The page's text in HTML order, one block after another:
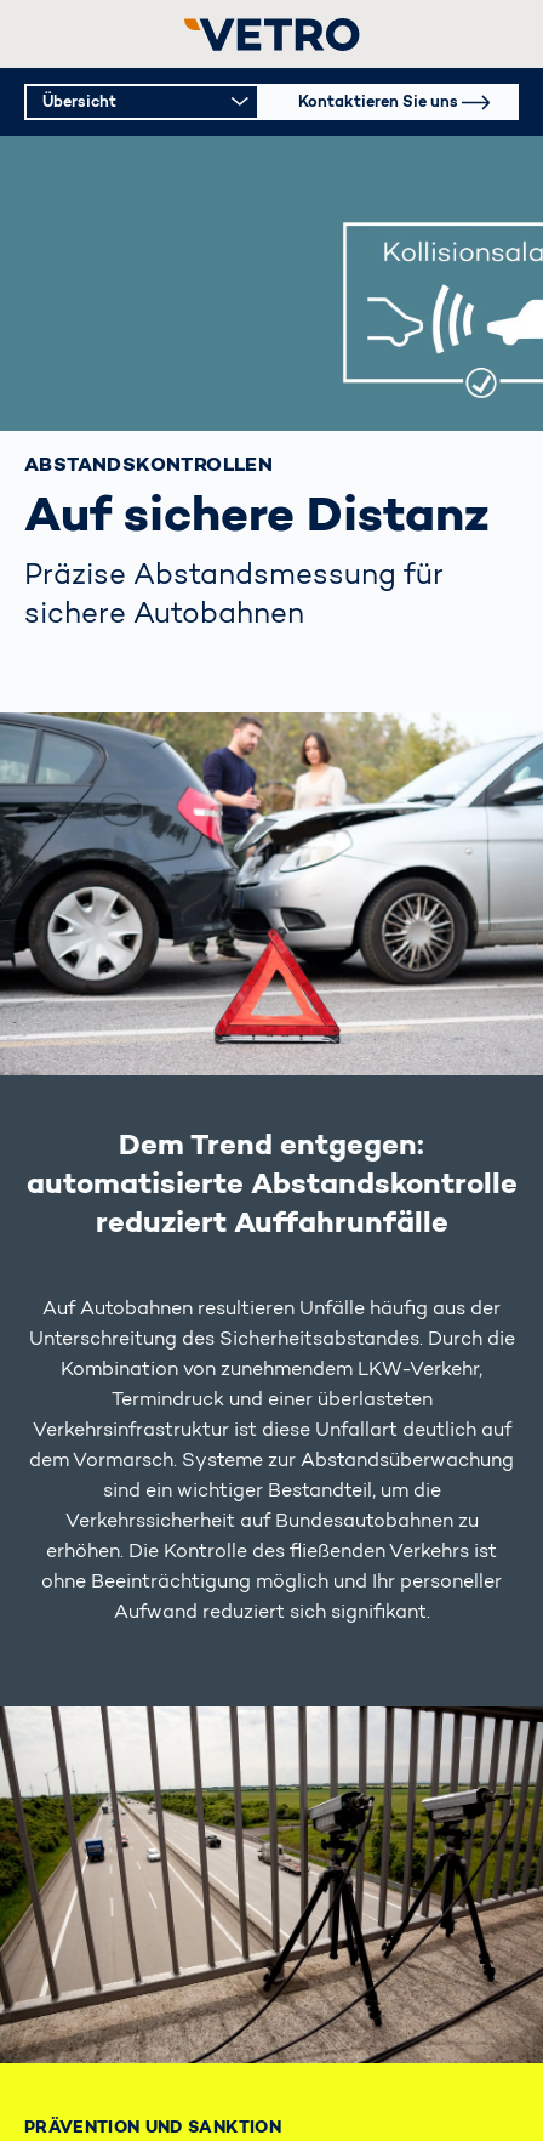
ABSTANDS­KONTROLLEN
Auf sichere Distanz
Präzise Abstandsmessung für
sichere Autobahnen
Übersicht Kontaktieren Sie uns
Dem Trend entgegen:
automatisierte Abstandskontrolle
reduziert Auffahrunfälle
Auf Autobahnen resultieren Unfälle häufig aus der
Unterschreitung des Sicherheitsabstandes. Durch die
Kombination von zunehmendem LKW-Verkehr,
Termindruck und einer überlasteten
Verkehrsinfrastruktur ist diese Unfallart deutlich auf
dem Vormarsch. Systeme zur Abstandsüberwachung
sind ein wichtiger Bestandteil, um die
Verkehrssicherheit auf Bundesautobahnen zu
erhöhen. Die Kontrolle des fließenden Verkehrs ist
ohne Beeinträchtigung möglich und Ihr personeller
Aufwand reduziert sich signifikant.
PRÄVENTION UND SANKTION